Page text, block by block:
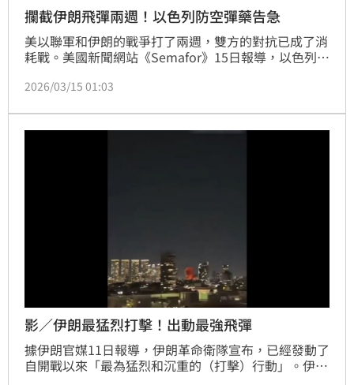
攔截伊朗飛彈兩週！以色列防空彈藥告急
美以聯軍和伊朗的戰爭打了兩週，雙方的對抗已成了消
耗戰。美國新聞網站《Semafor》15日報導，以色列通
至拉警報的過低程度。
2026/03/15 01:03
影／伊朗最猛烈打擊！出動最強飛彈
據伊朗官媒11日報導，伊朗革命衛隊宣布，已經發動了
自開戰以來「最為猛烈和沉重的（打擊）行動」。伊朗